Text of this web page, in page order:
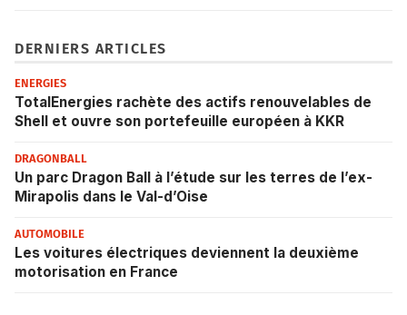
DERNIERS ARTICLES
ENERGIES
TotalEnergies rachète des actifs renouvelables de
Shell et ouvre son portefeuille européen à KKR
DRAGONBALL
Un parc Dragon Ball à l’étude sur les terres de l’ex-
Mirapolis dans le Val-d’Oise
AUTOMOBILE
Les voitures électriques deviennent la deuxième
motorisation en France